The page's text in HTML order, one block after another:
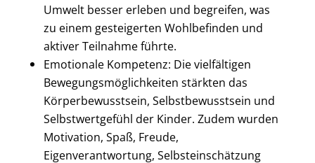
Umwelt besser erleben und begreifen, was
zu einem gesteigerten Wohlbefinden und
aktiver Teilnahme führte.
Emotionale Kompetenz: Die vielfältigen
Bewegungsmöglichkeiten stärkten das
Körperbewusstsein, Selbstbewusstsein und
Selbstwertgefühl der Kinder. Zudem wurden
Motivation, Spaß, Freude,
Eigenverantwortung, Selbsteinschätzung